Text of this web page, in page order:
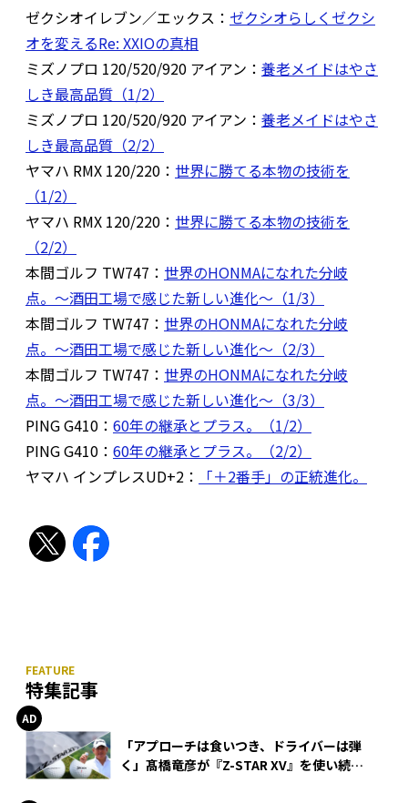
ゼクシオイレブン／エックス： ゼクシオらしくゼクシ
オを変えるRe: XXIOの真相
ミズノプロ 120/520/920 アイアン： 養老メイドはやさ
しき最高品質（1/2）
ミズノプロ 120/520/920 アイアン： 養老メイドはやさ
しき最高品質（2/2）
ヤマハ RMX 120/220： 世界に勝てる本物の技術を
（1/2）
ヤマハ RMX 120/220： 世界に勝てる本物の技術を
（2/2）
本間ゴルフ TW747： 世界のHONMAになれた分岐
点。〜酒田工場で感じた新しい進化〜（1/3）
本間ゴルフ TW747： 世界のHONMAになれた分岐
点。〜酒田工場で感じた新しい進化〜（2/3）
本間ゴルフ TW747： 世界のHONMAになれた分岐
点。〜酒田工場で感じた新しい進化〜（3/3）
PING G410： 60年の継承とプラス。（1/2）
PING G410： 60年の継承とプラス。（2/2）
ヤマハ インプレスUD+2：
「＋2番手」の正統進化。
特集記事
「アプローチは食いつき、ドライバーは弾
く」髙橋竜彦が『Z-STAR XV』を使い続け